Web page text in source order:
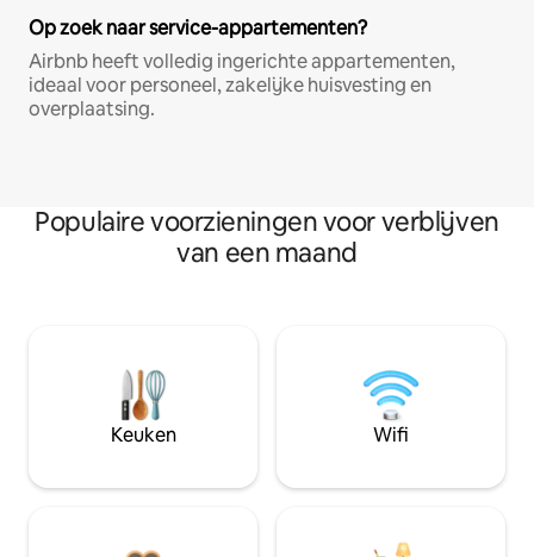
Op zoek naar service-appartementen?
Airbnb heeft volledig ingerichte appartementen,
ideaal voor personeel, zakelijke huisvesting en
overplaatsing.
Populaire voorzieningen voor verblijven
van een maand
Keuken Wifi